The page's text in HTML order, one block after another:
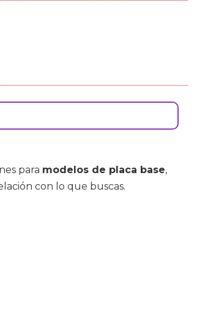
para modelos de placa base,
con lo que buscas.